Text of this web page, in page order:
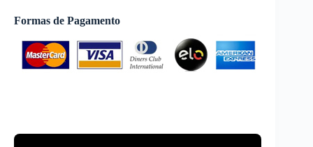
Formas de Pagamento